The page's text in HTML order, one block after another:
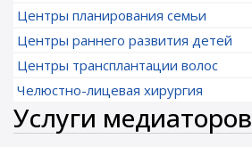
Центры планирования семьи
Центры раннего развития детей
Центры трансплантации волос
Челюстно-лицевая хирургия
Услуги медиаторов